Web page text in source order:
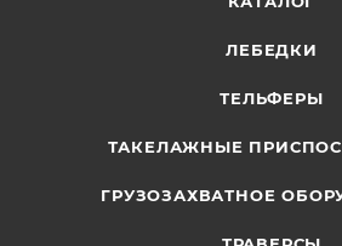
ЛЕБЕДКИ
ТЕЛЬФЕРЫ
ТАКЕЛАЖНЫЕ
ГРУЗОЗАХВАТНОЕ